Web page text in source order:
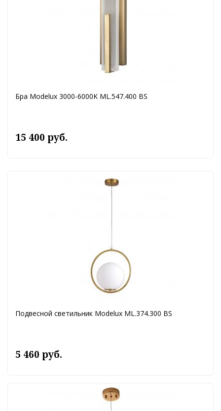
Бра Modelux 3000-6000K ML.547.400 BS
15 400 руб.
Подвесной светильник Modelux ML.374.300 BS
5 460 руб.